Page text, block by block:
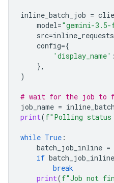
inline_batch_job =
model="gemini-
src=inline_requests
config={
'display_name' :
},
)
# wait for the job to
job_name =
print(f"Polling
while True :
batch_job_inline =
if batch_job_inline
break
print(f"Job not